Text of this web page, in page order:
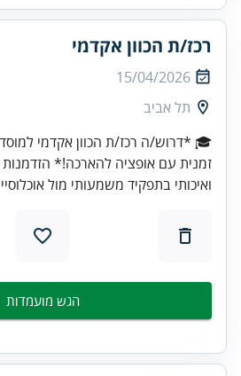
רכז/ת הכוון אקדמי
15/04/2026
תל אביב
🎓 *דרוש/ה רכז/ת הכוון אקדמי
זמנית עם אופציה להארכה!*
ואיכותי בתפקיד משמעותי מול
הגש מועמדות